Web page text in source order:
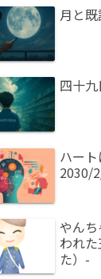
月と
四十
ハー
2030/
やん
われ
た）-